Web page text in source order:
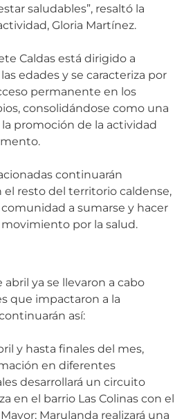
saludables”, resaltó la
Gloria Martínez.
Caldas está dirigido a
edades y se caracteriza por
permanente en los
consolidándose como una
promoción de la actividad
continuarán
el resto del territorio caldense,
a sumarse y hacer
por la salud.
abril ya se llevaron a cabo
que impactaron a la
así:
y hasta finales del mes,
en diferentes
desarrollará un circuito
en el barrio Las Colinas con el
Marulanda realizará una